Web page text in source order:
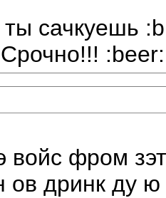
ты сачкуешь
войс фром
ов дринк ду